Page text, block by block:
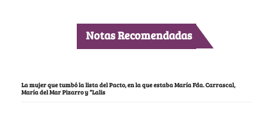
Notas Recomendadas
La mujer que tumbó la lista del Pacto, en la que estaba María Fda. Carrascal,
María del Mar Pizarro y “Lalis